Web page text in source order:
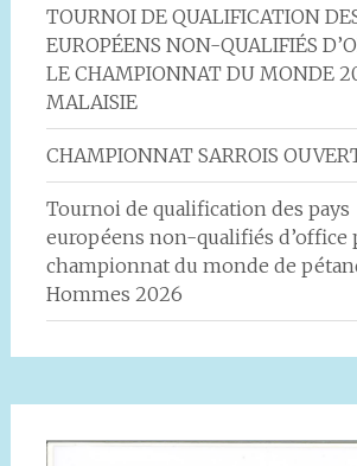
TOURNOI DE QUALIFICATION
EUROPÉENS NON-QUALIFIÉS
LE CHAMPIONNAT DU MONDE
MALAISIE
CHAMPIONNAT SARROIS
Tournoi de qualification des pays
européens non-qualifiés d’office
championnat du monde de
Hommes 2026